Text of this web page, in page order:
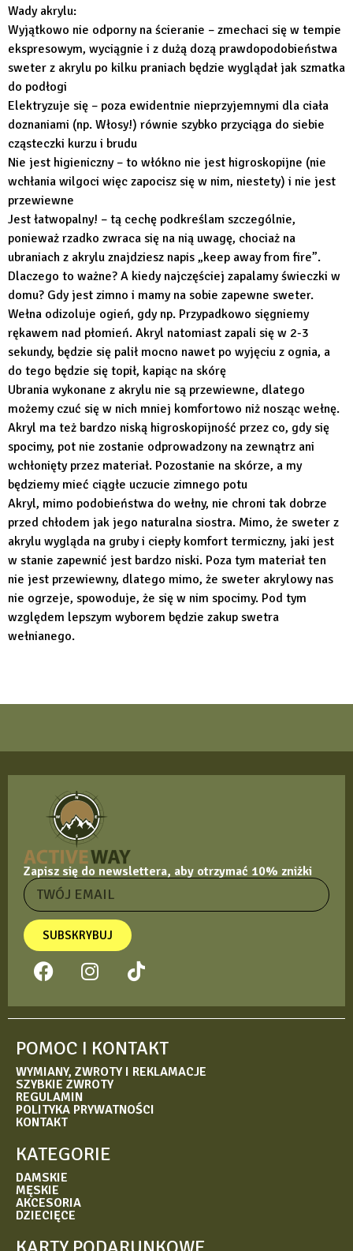
Wady akrylu:
Wyjątkowo nie odporny na ścieranie – zmechaci się w tempie
ekspresowym, wyciągnie i z dużą dozą prawdopodobieństwa
sweter z akrylu po kilku praniach będzie wyglądał jak szmatka
do podłogi
Elektryzuje się – poza ewidentnie nieprzyjemnymi dla ciała
doznaniami (np. Włosy!) równie szybko przyciąga do siebie
cząsteczki kurzu i brudu
Nie jest higieniczny – to włókno nie jest higroskopijne (nie
wchłania wilgoci więc zapocisz się w nim, niestety) i nie jest
przewiewne
Jest łatwopalny! – tą cechę podkreślam szczególnie,
ponieważ rzadko zwraca się na nią uwagę, chociaż na
ubraniach z akrylu znajdziesz napis „keep away from fire”.
Dlaczego to ważne? A kiedy najczęściej zapalamy świeczki w
domu? Gdy jest zimno i mamy na sobie zapewne sweter.
Wełna odizoluje ogień, gdy np. Przypadkowo sięgniemy
rękawem nad płomień. Akryl natomiast zapali się w 2-3
sekundy, będzie się palił mocno nawet po wyjęciu z ognia, a
do tego będzie się topił, kapiąc na skórę
Ubrania wykonane z akrylu nie są przewiewne, dlatego
możemy czuć się w nich mniej komfortowo niż nosząc wełnę.
Akryl ma też bardzo niską higroskopijność przez co, gdy się
spocimy, pot nie zostanie odprowadzony na zewnątrz ani
wchłonięty przez materiał. Pozostanie na skórze, a my
będziemy mieć ciągłe uczucie zimnego potu
Akryl, mimo podobieństwa do wełny, nie chroni tak dobrze
przed chłodem jak jego naturalna siostra. Mimo, że sweter z
akrylu wygląda na gruby i ciepły komfort termiczny, jaki jest
w stanie zapewnić jest bardzo niski. Poza tym materiał ten
nie jest przewiewny, dlatego mimo, że sweter akrylowy nas
nie ogrzeje, spowoduje, że się w nim spocimy. Pod tym
względem lepszym wyborem będzie zakup swetra
wełnianego.
Zapisz się do newslettera, aby otrzymać 10% zniżki
SUBSKRYBUJ
POMOC I KONTAKT
WYMIANY, ZWROTY I REKLAMACJE
SZYBKIE ZWROTY
REGULAMIN
POLITYKA PRYWATNOŚCI
KONTAKT
KATEGORIE
DAMSKIE
MĘSKIE
AKCESORIA
DZIECIĘCE